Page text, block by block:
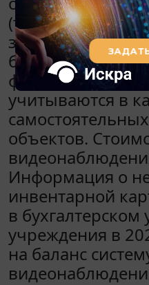
(то есть было
здание).
бюджетного
учитываются в
объектов.
Информация о
инвентарной
в
учреждения в
на баланс